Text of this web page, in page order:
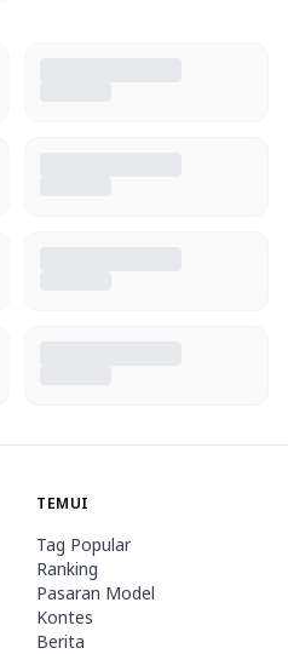
TEMUI
Tag Popular
Ranking
Pasaran Model
Kontes
Berita